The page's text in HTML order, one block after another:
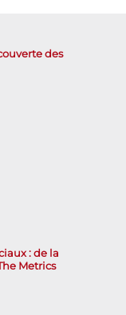
des
: de la
Metrics